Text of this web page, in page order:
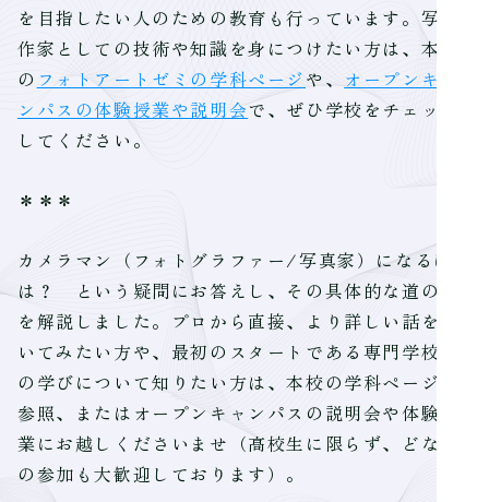
を目指したい人のための教育も行っています。写真
作家としての技術や知識を身につけたい方は、本校
の フォトアートゼミの学科ページや、 オープンキャ
ンパスの体験授業や説明会で、ぜひ学校をチェック
してください。
＊＊＊
カメラマン（フォトグラファー/写真家）になるに
は？ という疑問にお答えし、その具体的な道のり
を解説しました。プロから直接、より詳しい話を聞
いてみたい方や、最初のスタートである専門学校で
の学びについて知りたい方は、本校の学科ページを
参照、またはオープンキャンパスの説明会や体験授
業にお越しくださいませ（高校生に限らず、どなた
の参加も大歓迎しております）。